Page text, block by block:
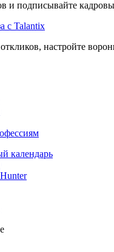
и подписывайте
с Talantix
настройте
календарь